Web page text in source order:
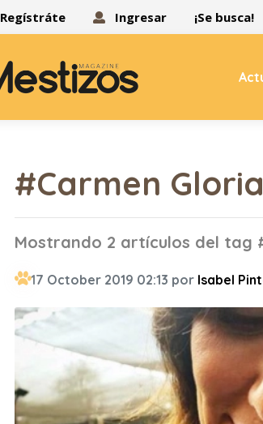
Regístráte Ingresar ¡Se busca!
#Carmen
Mostrando 2 artículos del tag
17 October 2019 02:13 por Isabel